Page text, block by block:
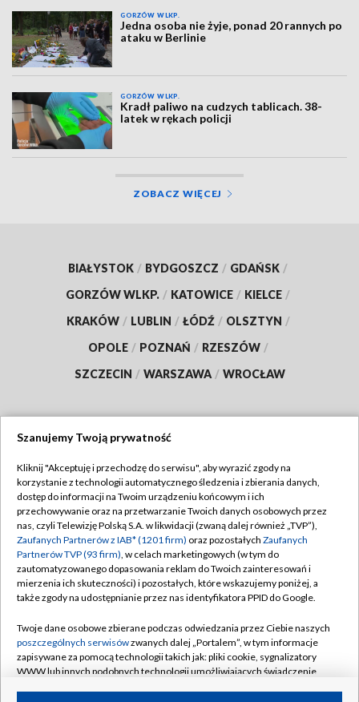
GORZÓW WLKP.
Jedna osoba nie żyje, ponad 20 rannych po
ataku w Berlinie
GORZÓW WLKP.
Kradł paliwo na cudzych tablicach. 38-
latek w rękach policji
ZOBACZ WIĘCEJ
BIAŁYSTOK / BYDGOSZCZ / GDAŃSK /
GORZÓW WLKP. / KATOWICE / KIELCE /
KRAKÓW / LUBLIN / ŁÓDŹ / OLSZTYN /
OPOLE / POZNAŃ / RZESZÓW /
SZCZECIN / WARSZAWA / WROCŁAW
TVP
Abonament TVP
Emisja w TVP
Centrum informacji TVP
Naziemna Telewizja Cyfrowa
Rada Programowa
System NOS
Informacje o nadawcy
Regulamin TVP
Polityka prywatności
Moje zgody
Pomoc
Kontakt
Kanały
Szanujemy Twoją prywatność
Kliknij "Akceptuję i przechodzę do serwisu", aby wyrazić zgody na
korzystanie z technologii automatycznego śledzenia i zbierania danych,
dostęp do informacji na Twoim urządzeniu końcowym i ich
przechowywanie oraz na przetwarzanie Twoich danych osobowych przez
nas, czyli Telewizję Polską S.A. w likwidacji (zwaną dalej również „TVP”),
Zaufanych Partnerów z IAB* (1201 firm) oraz pozostałych Zaufanych
Partnerów TVP (93 firm), w celach marketingowych (w tym do
zautomatyzowanego dopasowania reklam do Twoich zainteresowań i
mierzenia ich skuteczności) i pozostałych, które wskazujemy poniżej, a
także zgody na udostępnianie przez nas identyfikatora PPID do Google.
Twoje dane osobowe zbierane podczas odwiedzania przez Ciebie naszych
poszczególnych serwisówzwanych dalej „Portalem”, w tym informacje
zapisywane za pomocą technologii takich jak: pliki cookie, sygnalizatory
WWW lub innych podobnych technologii umożliwiających świadczenie